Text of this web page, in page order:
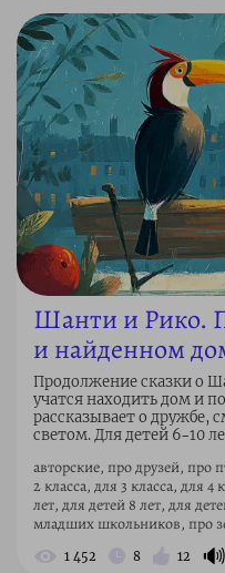
Шанти и Рико.
и найденном
Продолжение сказки о
учатся находить дом и
рассказывает о дружбе,
светом. Для детей 6–10
авторские, про друзей, про
2 класса, для 3 класса, для 4
лет, для детей 8 лет, для
младших школьников, про
1 452 8 12 🔊